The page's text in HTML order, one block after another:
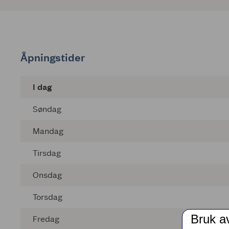
Åpningstider
I dag
Søndag
Mandag
Tirsdag
Onsdag
Torsdag
Fredag Bruk